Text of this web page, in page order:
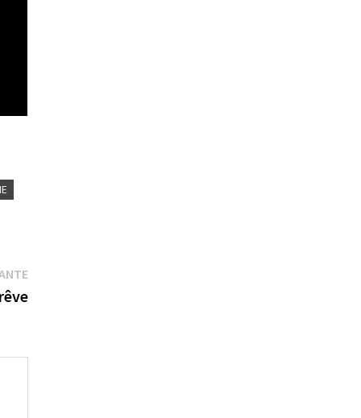
Publication
suivante :